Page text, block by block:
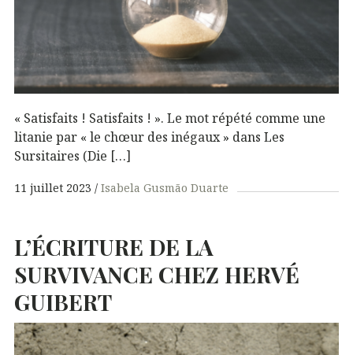
« Satisfaits ! Satisfaits ! ». Le mot répété comme une
litanie par « le chœur des inégaux » dans Les
Sursitaires (Die […]
11 juillet 2023 Isabela Gusmão Duarte
L’ÉCRITURE DE LA
SURVIVANCE CHEZ HERVÉ
GUIBERT